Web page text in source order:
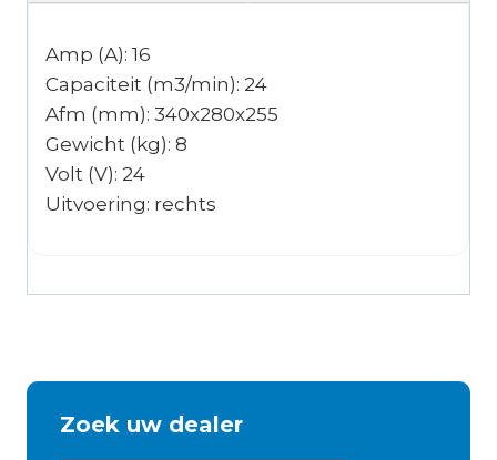
Amp (A): 16
Capaciteit (m3/min): 24
Afm (mm): 340x280x255
Gewicht (kg): 8
Volt (V): 24
Uitvoering: rechts
Zoek uw dealer